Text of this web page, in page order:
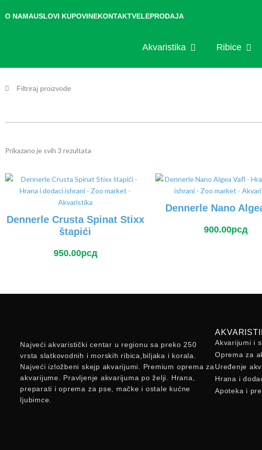
naO NAMAUSLOVI KUPOVINEKONTAKTVELEPRODAJA
Akvaristika OPEN AKVARISTIKA
Ribice
Filtriraj proizvode
Prikazano je svih 3 rezultata
Dennerle Crusta Spinat Stixx
štapići
950.00рсд
Dennerle Nano
900.00рсд
Najveći akvaristički centar u regionu sa preko 250
vrsta slatkovodnih i morskih ribica,biljaka i korala.
Najveći izložbeni skejp akvarijumi. Premium oprema za
akvarijume. Pravljenje akvarijuma po želji. Hrana,
preparati i oprema za pse, mačke i ostale kućne
ljubimce.
Akvarijumi i
Oprema za
Uređenje
Hrana i
Apoteka i